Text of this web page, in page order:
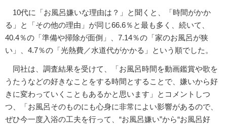
10代に「お風呂嫌いな理由は？」と聞くと、「時間がかか
る」と「その他の理由」が同じ66.6％と最も多く、続いて、
40.4％の「準備や掃除が面倒」、7.14％の「家のお風呂が狭
い」、4.7％の「光熱費／水道代がかかる」という順でした。
同社は、調査結果を受けて、「お風呂時間を動画鑑賞や歌を
うたうなどの好きなことをする時間とすることで、嫌いから好
きに変わっていくこともあるかと思います」とコメントしつ
つ、「お風呂そのものにも心身に非常によい影響があるので、
ぜひ今一度入浴の工夫を行って、“お風呂嫌い”から“お風呂好